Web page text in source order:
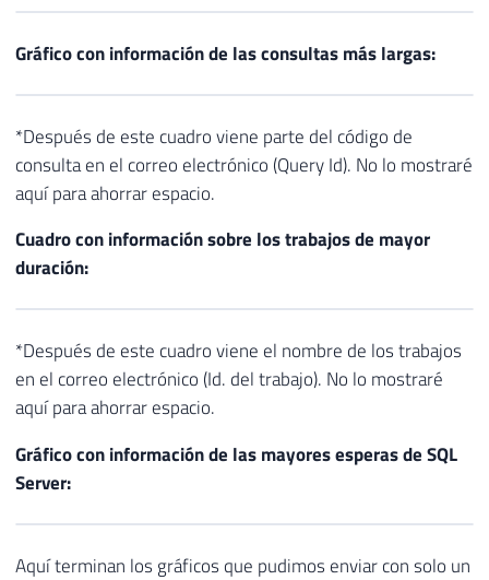
Gráfico con información de las consultas más largas:
*Después de este cuadro viene parte del código de
consulta en el correo electrónico (Query Id). No lo mostraré
aquí para ahorrar espacio.
Cuadro con información sobre los trabajos de mayor
duración:
*Después de este cuadro viene el nombre de los trabajos
en el correo electrónico (Id. del trabajo). No lo mostraré
aquí para ahorrar espacio.
Gráfico con información de las mayores esperas de SQL
Server:
Aquí terminan los gráficos que pudimos enviar con solo un